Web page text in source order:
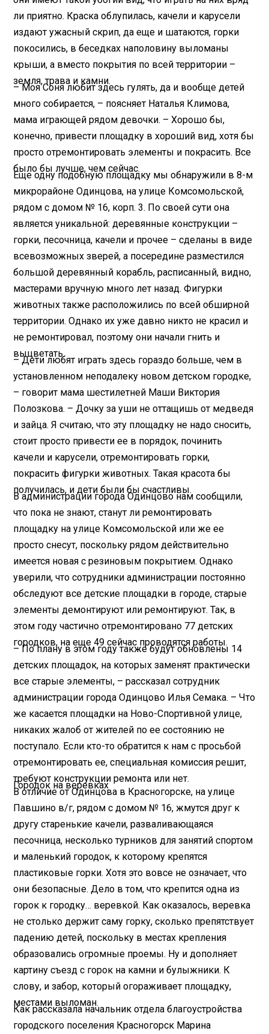
ли приятно. Краска облупилась, качели и карусели
издают ужасный скрип, да еще и шатаются, горки
покосились, в беседках наполовину выломаны
крыши, а вместо покрытия по всей территории –
земля, трава и камни.
– Моя Соня любит здесь гулять, да и вообще детей
много собирается, – поясняет Наталья Климова,
мама играющей рядом девочки. – Хорошо бы,
конечно, привести площадку в хороший вид, хотя бы
просто отремонтировать элементы и покрасить. Все
было бы лучше, чем сейчас.
Еще одну подобную площадку мы обнаружили в 8-м
микрорайоне Одинцова, на улице Комсомольской,
рядом с домом № 16, корп. 3. По своей сути она
является уникальной: деревянные конструкции –
горки, песочница, качели и прочее – сделаны в виде
всевозможных зверей, а посередине разместился
большой деревянный корабль, расписанный, видно,
мастерами вручную много лет назад. Фигурки
животных также расположились по всей обширной
территории. Однако их уже давно никто не красил и
не ремонтировал, поэтому они начали гнить и
выцветать.
– Дети любят играть здесь гораздо больше, чем в
установленном неподалеку новом детском городке,
– говорит мама шестилетней Маши Виктория
Полозкова. – Дочку за уши не оттащишь от медведя
и зайца. Я считаю, что эту площадку не надо сносить,
стоит просто привести ее в порядок, починить
качели и карусели, отремонтировать горки,
покрасить фигурки животных. Такая красота бы
получилась, и дети были бы счастливы.
В администрации города Одинцово нам сообщили,
что пока не знают, станут ли ремонтировать
площадку на улице Комсомольской или же ее
просто снесут, поскольку рядом действительно
имеется новая с резиновым покрытием. Однако
уверили, что сотрудники администрации постоянно
обследуют все детские площадки в городе, старые
элементы демонтируют или ремонтируют. Так, в
этом году частично отремонтировано 77 детских
городков, на еще 49 сейчас проводятся работы.
– По плану в этом году также будут обновлены 14
детских площадок, на которых заменят практически
все старые элементы, – рассказал сотрудник
администрации города Одинцово Илья Семака. – Что
же касается площадки на Ново-Спортивной улице,
никаких жалоб от жителей по ее состоянию не
поступало. Если кто-то обратится к нам с просьбой
отремонтировать ее, специальная комиссия решит,
требуют конструкции ремонта или нет.
Городок на веревках
В отличие от Одинцова в Красногорске, на улице
Павшино в/г, рядом с домом № 16, жмутся друг к
другу старенькие качели, разваливающаяся
песочница, несколько турников для занятий спортом
и маленький городок, к которому крепятся
пластиковые горки. Хотя это вовсе не означает, что
они безопасные. Дело в том, что крепится одна из
горок к городку… веревкой. Как оказалось, веревка
не столько держит саму горку, сколько препятствует
падению детей, поскольку в местах крепления
образовались огромные проемы. Ну и дополняет
картину съезд с горок на камни и булыжники. К
слову, и забор, который огораживает площадку,
местами выломан.
Как рассказала начальник отдела благоустройства
городского поселения Красногорск Марина